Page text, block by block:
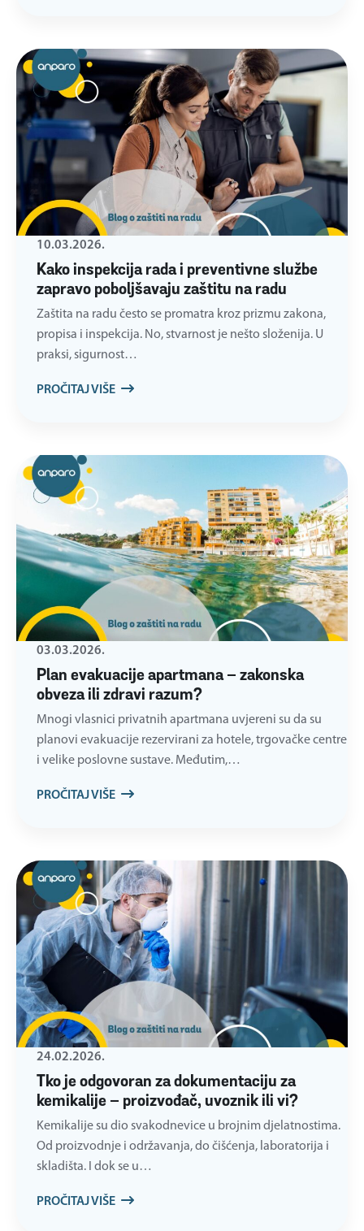
Kako inspekcija rada i preventivne službe
zapravo poboljšavaju zaštitu na radu
10.03.2026.
Zaštita na radu često se promatra kroz prizmu zakona,
propisa i inspekcija. No, stvarnost je nešto složenija. U
praksi, sigurnost…
PROČITAJ VIŠE
Plan evakuacije apartmana – zakonska
obveza ili zdravi razum?
03.03.2026.
Mnogi vlasnici privatnih apartmana uvjereni su da su
planovi evakuacije rezervirani za hotele, trgovačke centre
i velike poslovne sustave. Međutim,…
PROČITAJ VIŠE
Tko je odgovoran za dokumentaciju za
kemikalije – proizvođač, uvoznik ili vi?
24.02.2026.
Kemikalije su dio svakodnevice u brojnim djelatnostima.
Od proizvodnje i održavanja, do čišćenja, laboratorija i
skladišta. I dok se u…
PROČITAJ VIŠE